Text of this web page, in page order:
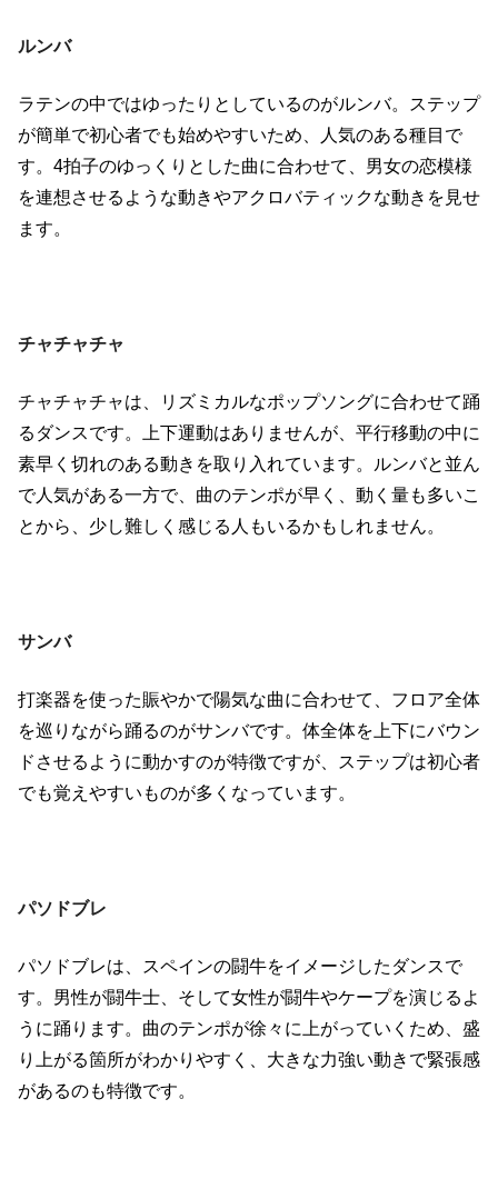
ルンバ
ラテンの中ではゆったりとしているのがルンバ。ステップ
が簡単で初心者でも始めやすいため、人気のある種目で
す。 4拍子のゆっくりとした曲に合わせて、男女の恋模様
を連想させるような動きやアクロバティックな動きを見せ
ます。
チャチャチャ
チャチャチャは、リズミカルなポップソングに合わせて踊
るダンスです。上下運動はありませんが、平行移動の中に
素早く切れのある動きを取り入れています。ルンバと並ん
で人気がある一方で、曲のテンポが早く、動く量も多いこ
とから、少し難しく感じる人もいるかもしれません。
サンバ
打楽器を使った賑やかで陽気な曲に合わせて、フロア全体
を巡りながら踊るのがサンバです。体全体を上下にバウン
ドさせるように動かすのが特徴ですが、ステップは初心者
でも覚えやすいものが多くなっています。
パソドブレ
パソドブレは、スペインの闘牛をイメージしたダンスで
す。男性が闘牛士、そして女性が闘牛やケープを演じるよ
うに踊ります。曲のテンポが徐々に上がっていくため、盛
り上がる箇所がわかりやすく、大きな力強い動きで緊張感
があるのも特徴です。